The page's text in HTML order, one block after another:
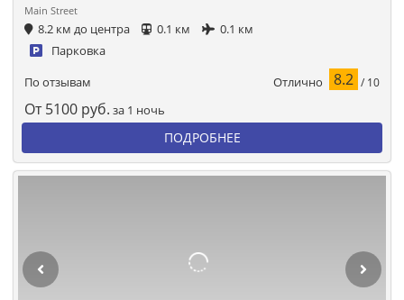
Main Street
8.2 км до центра 0.1 км
0.1 км
Парковка
По отзывам Отлично 8.2 / 10
От 5100 руб. за 1 ночь
ПОДРОБНЕЕ